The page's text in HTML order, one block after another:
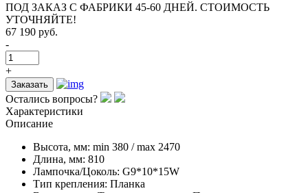
ПОД ЗАКАЗ С ФАБРИКИ 45-60 ДНЕЙ. СТОИМОСТЬ
УТОЧНЯЙТЕ!
67 190 руб.
-
+
Заказать
Остались вопросы?
Характеристики
Описание
Высота, мм: min 380 / max 2470
Длина, мм: 810
Лампочка/Цоколь: G9*10*15W
Тип крепления: Планка